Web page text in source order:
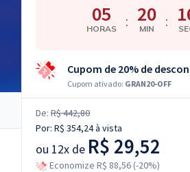
05
HORAS : 20
MIN :
Cupom de 20% de
Cupom ativado: GRAN20-OFF
De: R$ 442,80
Por: R$ 354,24à vista
ou 12x de R$ 29,52
Economize R$ 88,56 (-20%)